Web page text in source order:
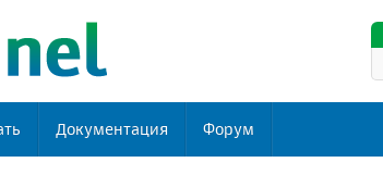
Документация Форум